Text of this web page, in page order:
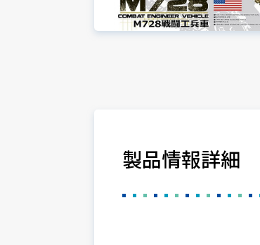
製品情報詳細